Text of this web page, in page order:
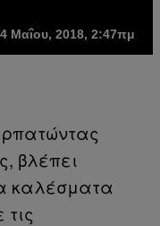
4 Μαΐου, 2018, 2:47πμ
βλέπει
καλέσματα